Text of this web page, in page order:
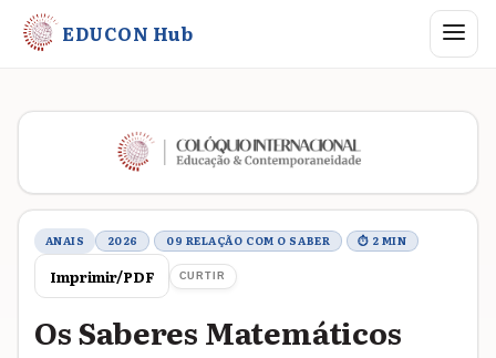
EDUCON Hub Abrir
Metadados do trabalho
ANAIS 2026 09 RELAÇÃO COM O SABER ⏱ 2 MIN
Imprimir/PDF CURTIR
Os Saberes Matemáticos